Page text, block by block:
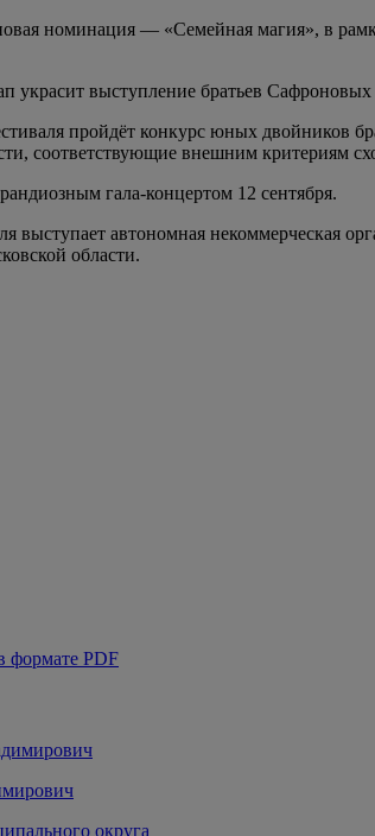
номинация — «Семейная магия», в
украсит выступление братьев
пройдёт конкурс юных двойников
соответствующие внешним критериям
гала-концертом 12 сентября.
выступает автономная некоммерческая
области.
формате PDF
округа